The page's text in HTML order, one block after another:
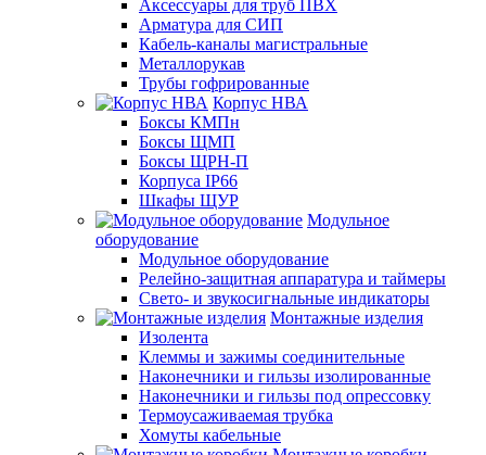
Аксессуары для труб ПВХ
Арматура для СИП
Кабель-каналы магистральные
Металлорукав
Трубы гофрированные
Корпус НВА
Боксы КМПн
Боксы ЩМП
Боксы ЩРН-П
Корпуса IP66
Шкафы ЩУР
Модульное
оборудование
Модульное оборудование
Релейно-защитная аппаратура и таймеры
Свето- и звукосигнальные индикаторы
Монтажные изделия
Изолента
Клеммы и зажимы соединительные
Наконечники и гильзы изолированные
Наконечники и гильзы под опрессовку
Термоусаживаемая трубка
Хомуты кабельные